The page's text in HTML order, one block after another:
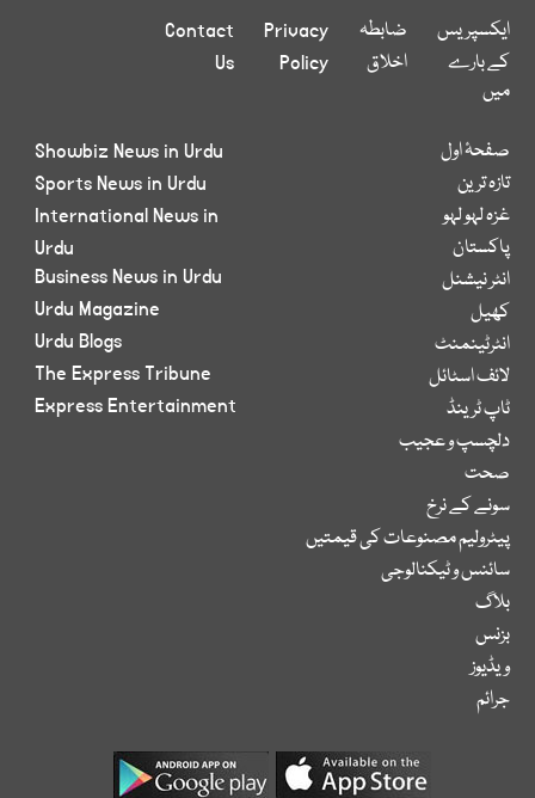
ایکسپریس
کے بارے
میں
ضابطہ
اخلاق
Privacy
Policy
Contact
Us
صفحۂ اول
تازہ ترین
غزہ لہو لہو
پاکستان
انٹر نیشنل
کھیل
انٹرٹینمنٹ
لائف اسٹائل
ٹاپ ٹرینڈ
دلچسپ و عجیب
صحت
سونے کے نرخ
پیٹرولیم مصنوعات کی قیمتیں
سائنس و ٹیکنالوجی
بلاگ
بزنس
ویڈیوز
جرائم
Showbiz News in Urdu
Sports News in Urdu
International News in
Urdu
Business News in Urdu
Urdu Magazine
Urdu Blogs
The Express Tribune
Express Entertainment